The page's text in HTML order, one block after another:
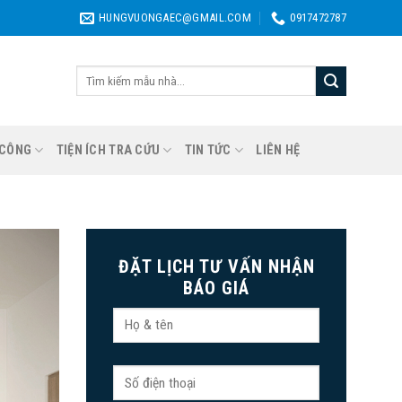
HUNGVUONGAEC@GMAIL.COM 0917472787
Tìm
TIỆN ÍCH TRA CỨU TIN TỨC LIÊN HỆ
ĐẶT LỊCH TƯ VẤN NHẬN
BÁO GIÁ